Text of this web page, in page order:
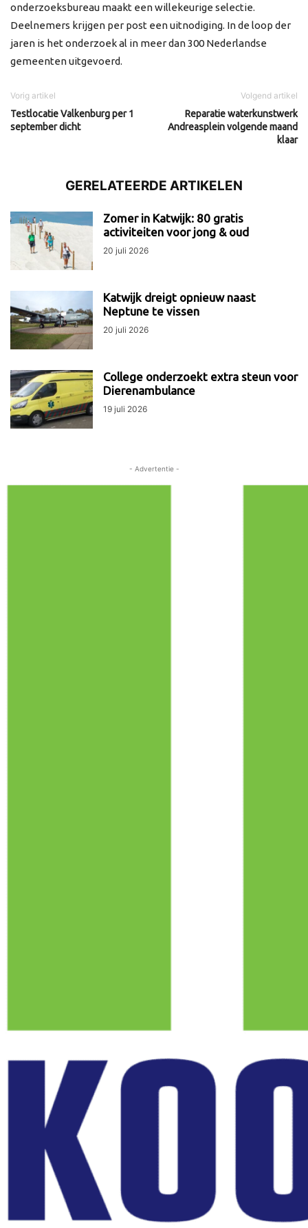
onderzoeksbureau maakt een willekeurige selectie.
Deelnemers krijgen per post een uitnodiging. In de loop der
jaren is het onderzoek al in meer dan 300 Nederlandse
gemeenten uitgevoerd.
Vorig artikel
Testlocatie Valkenburg per 1
september dicht
Volgend artikel
Reparatie waterkunstwerk
Andreasplein volgende maand
klaar
GERELATEERDE ARTIKELEN
Zomer in Katwijk: 80 gratis
activiteiten voor jong & oud
20 juli 2026
Katwijk dreigt opnieuw naast
Neptune te vissen
20 juli 2026
College onderzoekt extra steun voor
Dierenambulance
19 juli 2026
- Advertentie -